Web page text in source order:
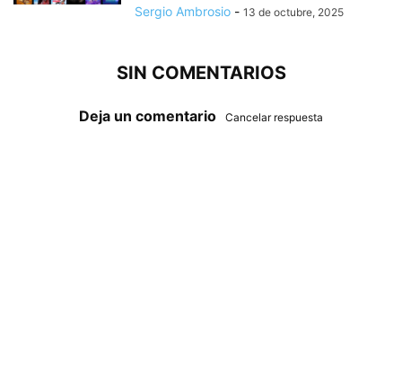
Sergio Ambrosio - 13 de octubre, 2025
SIN COMENTARIOS
Deja un comentario Cancelar respuesta